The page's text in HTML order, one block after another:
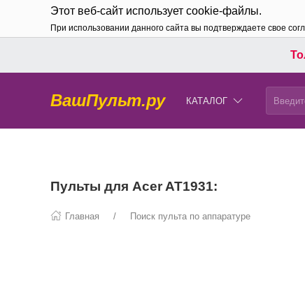
Этот веб-сайт использует cookie-файлы.
При использовании данного сайта вы подтверждаете свое
ВашПульт.ру КАТАЛОГ
Пульты для Acer AT1931:
Главная Поиск пульта по аппаратуре